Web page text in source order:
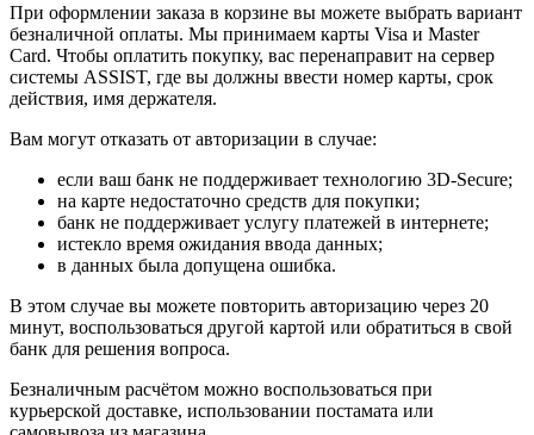
При оформлении заказа в корзине вы можете выбрать вариант
безналичной оплаты. Мы принимаем карты Visa и Master
Card. Чтобы оплатить покупку, вас перенаправит на сервер
системы ASSIST, где вы должны ввести номер карты, срок
действия, имя держателя.
Вам могут отказать от авторизации в случае:
если ваш банк не поддерживает технологию 3D-Secure;
на карте недостаточно средств для покупки;
банк не поддерживает услугу платежей в интернете;
истекло время ожидания ввода данных;
в данных была допущена ошибка.
В этом случае вы можете повторить авторизацию через 20
минут, воспользоваться другой картой или обратиться в свой
банк для решения вопроса.
Безналичным расчётом можно воспользоваться при
курьерской доставке, использовании постамата или